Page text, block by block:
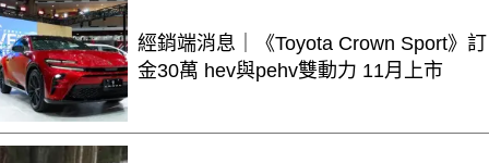
經銷端消息｜《Toyota Crown Sport》訂
金30萬 hev與pehv雙動力 11月上市